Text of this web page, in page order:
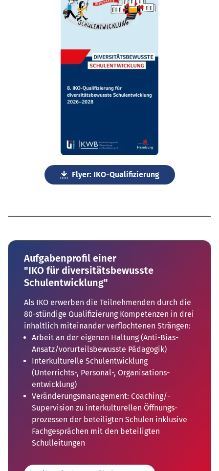
Flyer: IKO-Qualifizierung
Aufgabenprofil einer
"IKO für diversitätsbewusste
Schulentwicklung"
Als IKO erwerben die Teilnehmenden durch die
80-stündige Qualifizierung Kompetenzen in drei
inhaltlich miteinander verflochtenen Strängen:
Arbeit an der eigenen Haltung (Anti-Bias-
Ansatz/­vorurteils­bewusste Pädagogik)
Interkulturelle Schul­entwicklung
(Unterrichts-, Personal-, Organisations­
entwicklung)
Veränderungs­management: Coaching/­
Supervision zu interkulturellen Öffnungs­
prozessen der beteiligten Schulen inklusive
Fachgesprächen mit den beteiligten
Schulleitungen